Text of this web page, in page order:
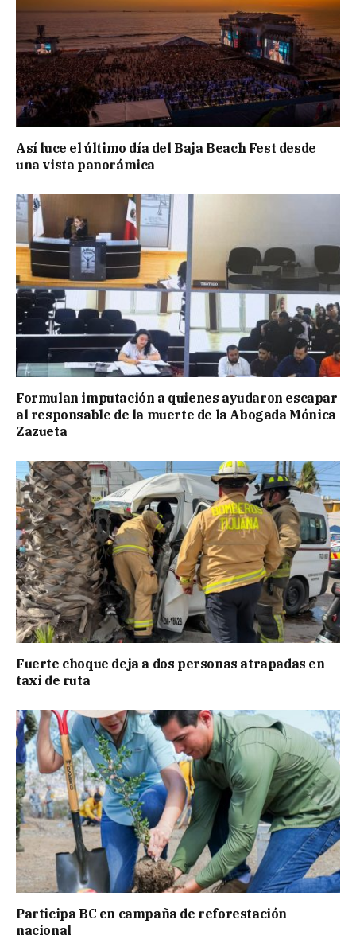
Así luce el último día del Baja Beach Fest desde
una vista panorámica
Formulan imputación a quienes ayudaron escapar
al responsable de la muerte de la Abogada Mónica
Zazueta
Fuerte choque deja a dos personas atrapadas en
taxi de ruta
Participa BC en campaña de reforestación
nacional